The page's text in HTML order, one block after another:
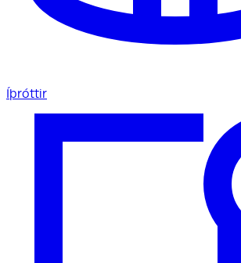
Íþróttir